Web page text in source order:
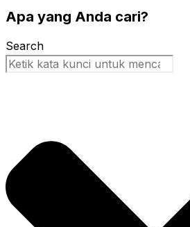
Apa yang Anda cari?
Search